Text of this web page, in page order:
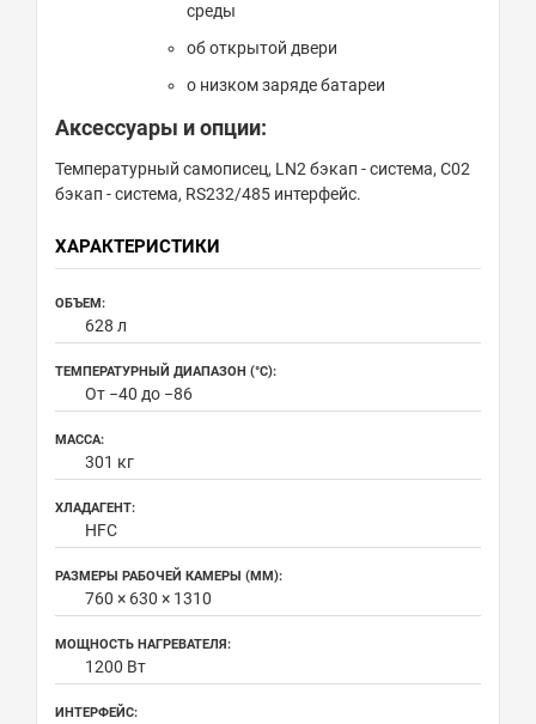
среды
об открытой двери
о низком заряде батареи
Аксессуары и опции:
Температурный самописец, LN2 бэкап - система, С02
бэкап - система, RS232/485 интерфейс.
ХАРАКТЕРИСТИКИ
ОБЪЕМ:
628 л
ТЕМПЕРАТУРНЫЙ ДИАПАЗОН (°С):
От −40 до −86
МАССА:
301 кг
ХЛАДАГЕНТ:
HFC
РАЗМЕРЫ РАБОЧЕЙ КАМЕРЫ (ММ):
760 × 630 × 1310
МОЩНОСТЬ НАГРЕВАТЕЛЯ:
1200 Вт
ИНТЕРФЕЙС: